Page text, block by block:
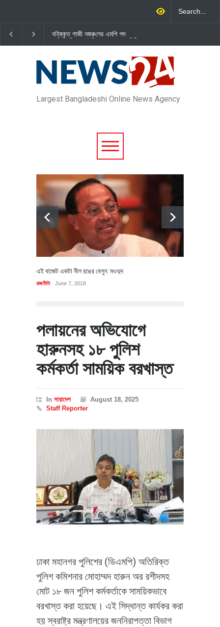
বহিষ্কৃত গাজী নজরু‌লের এম‌পি পদ
বা‌তি‌লে স্পিকার-ইসিকে জামায়া‌তের চি‌ঠি
দল থেকে বহিষ্কার
Largest Bangladeshi Online News Agency
এই বাজেট একটা নীল রঙের বেলুন: মওদুদ
রাজনীতি June 7, 2018
পলায়নের অভিযোগে
হারুনসহ ১৮ পুলিশ
কর্মকর্তা সাময়িক বরখাস্ত
In সারাদেশ
August 18, 2025
Staff Reporter
ঢাকা মহানগর পুলিশের (ডিএমপি) অতিরিক্ত
পুলিশ কমিশনার মোহাম্মদ হারুন অর রশীদসহ
মোট ১৮ জন পুলিশ কর্মকর্তাকে সাময়িকভাবে
বরখাস্ত করা হয়েছে। এই সিদ্ধান্ত কার্যকর করা
হয় স্বরাষ্ট্র মন্ত্রণালয়ের জননিরাপত্তা বিভাগ